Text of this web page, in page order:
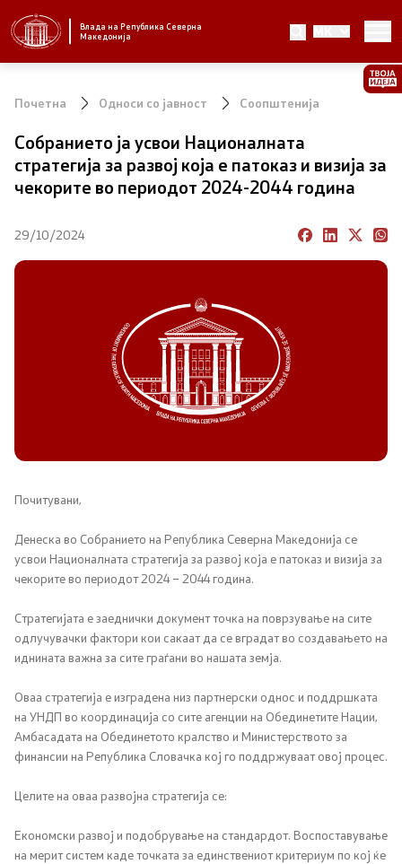
Влада на Република Северна
Македонија
MK
Стратешки приоритети и програма
Завршени планови
Национални стратегии
Претседател на Владата
Канцеларија на Претседателот на Владата
Состав на Владата
Министерства
СОЗР
Комисии
Национални координатори
Генерален Секретаријат
Односи со јавност
Почетна Односи со јавност Соопштенија
Собранието ја усвои Националната
стратегија за развој која е патоказ и визија за
чекорите во периодот 2024-2044 година
29/10/2024
Почитувани,
Денеска во Собранието на Република Северна Македонија се
усвои Националната стратегија за развој која е патоказ и визија за
чекорите во периодот 2024 – 2044 година.
Стратегијата е заеднички документ точка на поврзување на сите
одлучувачки фактори кои сакаат да се вградат во создавањето на
иднината важна за сите граѓани во нашата земја.
Оваа стратегија е изградена низ партнерски однос и поддршката
на УНДП во координација со сите агенции на Обединетите Нации,
Амбасадата на Обединетото кралство и Министерството за
финансии на Република Словачка кој го поддржуваат овој процес.
Целите на оваа развојна стратегија се:
Економски развој и подобрување на стандардот. Воспоставување
на мерит систем каде точката за единствениот критериум по кој ќе